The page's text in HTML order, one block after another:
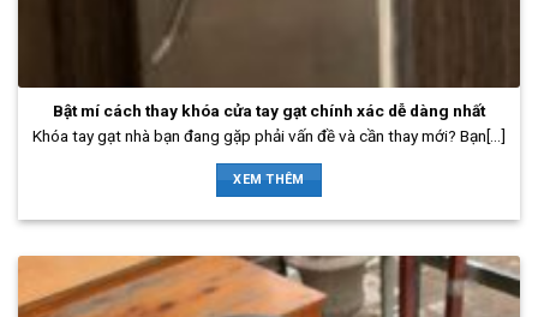
Bật mí cách thay khóa cửa tay gạt chính xác dễ dàng nhất
Khóa tay gạt nhà bạn đang gặp phải vấn đề và cần thay mới? Bạn[...]
XEM THÊM